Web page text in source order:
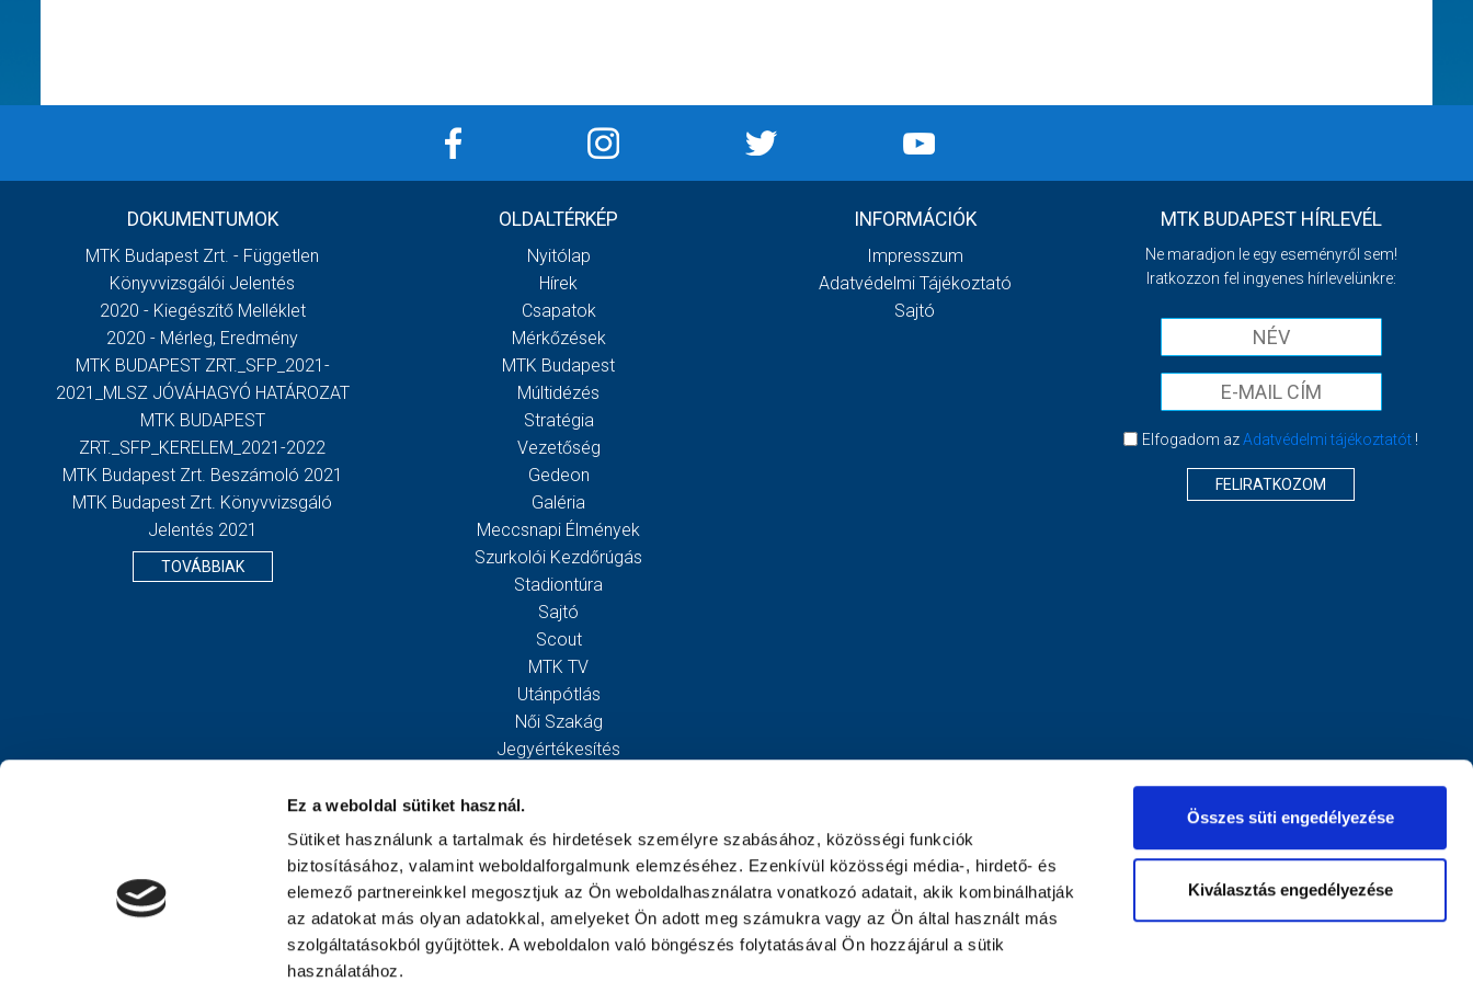
Ez a weboldal sütiket használ.
Sütiket használunk a tartalmak és hirdetések személyre szabásához, közösségi funkciók
biztosításához, valamint weboldalforgalmunk elemzéséhez. Ezenkívül közösségi média-, hirdető- és
elemező partnereinkkel megosztjuk az Ön weboldalhasználatra vonatkozó adatait, akik kombinálhatják
az adatokat más olyan adatokkal, amelyeket Ön adott meg számukra vagy az Ön által használt más
szolgáltatásokból gyűjtöttek. A weboldalon való böngészés folytatásával Ön hozzájárul a sütik
használatához.
Összes süti engedélyezése
Kiválasztás engedélyezése
DOKUMENTUMOK
MTK Budapest Zrt. - Független
Könyvvizsgálói Jelentés
2020 - Kiegészítő Melléklet
2020 - Mérleg, Eredmény
MTK BUDAPEST ZRT._SFP_2021-
2021_MLSZ JÓVÁHAGYÓ HATÁROZAT
MTK BUDAPEST
ZRT._SFP_KERELEM_2021-2022
MTK Budapest Zrt. Beszámoló 2021
MTK Budapest Zrt. Könyvvizsgáló
Jelentés 2021
TOVÁBBIAK
OLDALTÉRKÉP
Nyitólap
Hírek
Csapatok
Mérkőzések
MTK Budapest
Múltidézés
Stratégia
Vezetőség
Gedeon
Galéria
Meccsnapi Élmények
Szurkolói Kezdőrúgás
Stadiontúra
Sajtó
Scout
MTK TV
Utánpótlás
Női Szakág
Jegyértékesítés
Egyesület
Kapcsolat
INFORMÁCIÓK
Impresszum
Adatvédelmi Tájékoztató
Sajtó
MTK BUDAPEST HÍRLEVÉL
Ne maradjon le egy eseményről sem!
Iratkozzon fel ingyenes hírlevelünkre:
Elfogadom azAdatvédelmi tájékoztatót !
FELIRATKOZOM